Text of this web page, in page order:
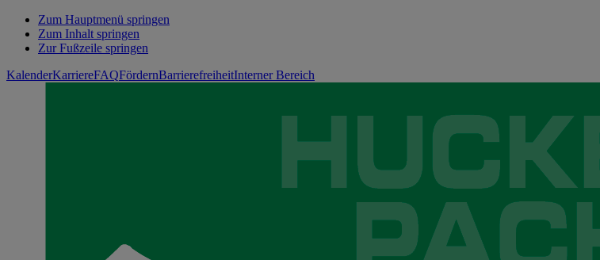
Zum Hauptmenü springen
Zum Inhalt springen
Zur Fußzeile springen
KalenderKarriereFAQFördernBarrierefreiheitInterner Bereich